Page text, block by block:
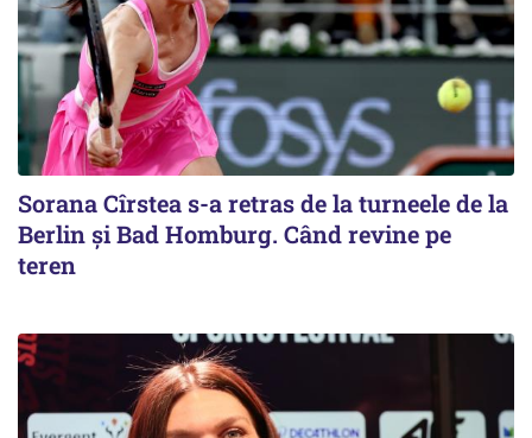
Sorana Cîrstea s-a retras de la turneele de la
Berlin și Bad Homburg. Când revine pe
teren